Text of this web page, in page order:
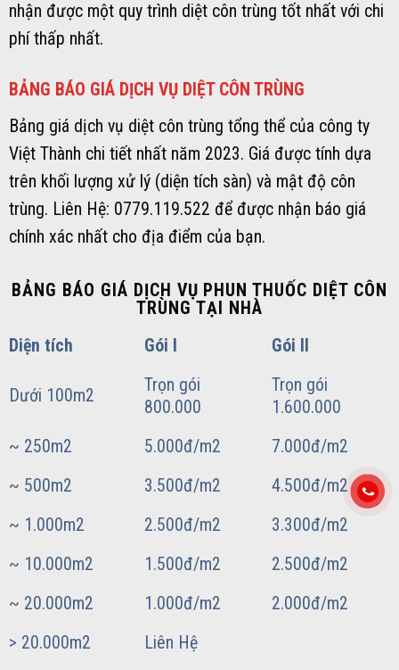
nhận được một quy trình diệt côn trùng tốt nhất với chi
phí thấp nhất.
BẢNG BÁO GIÁ DỊCH VỤ DIỆT CÔN TRÙNG
Bảng giá dịch vụ diệt côn trùng tổng thể của công ty
Việt Thành chi tiết nhất năm 2023. Giá được tính dựa
trên khối lượng xử lý (diện tích sàn) và mật độ côn
trùng. Liên Hệ: 0779.119.522 để được nhận báo giá
chính xác nhất cho địa điểm của bạn.
BẢNG BÁO GIÁ DỊCH VỤ PHUN THUỐC DIỆT CÔN
TRÙNG TẠI NHÀ
Diện tích
Gói I Gói II
Dưới 100m2
Trọn gói
800.000
Trọn gói
1.600.000
~ 250m2
5.000đ/m2
7.000đ/m2
~ 500m2
3.500đ/m2
4.500đ/m2
~ 1.000m2
2.500đ/m2
3.300đ/m2
~ 10.000m2
1.500đ/m2
2.500đ/m2
~ 20.000m2
1.000đ/m2
2.000đ/m2
> 20.000m2
Liên Hệ